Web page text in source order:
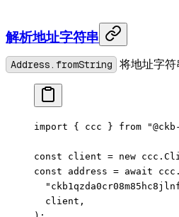
解析地址字符串
Address.fromString 将地址字符
import { ccc } from
const client = new ccc.
const address = await
  client,